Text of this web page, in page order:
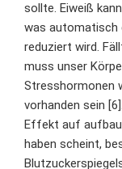
sollte. Eiweiß
was automatisch
reduziert wird.
muss unser
Stresshormonen
vorhanden sein
Effekt auf
haben scheint,